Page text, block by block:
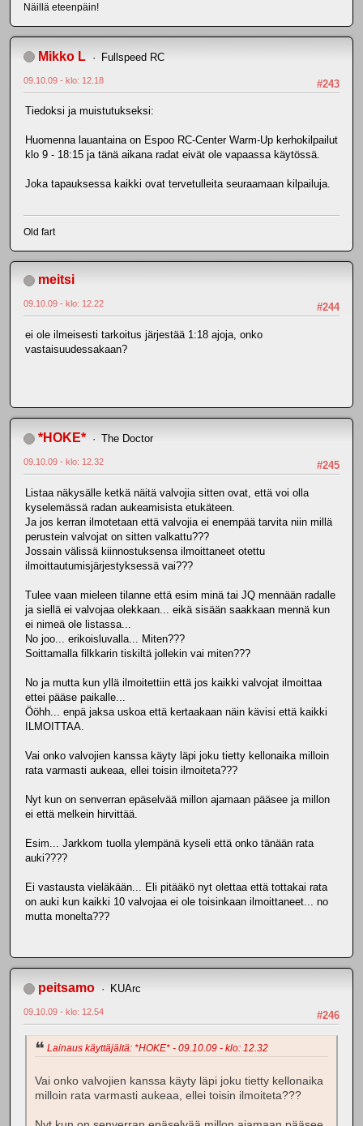
Näillä eteenpäin!
Mikko L Fullspeed RC
#243
09.10.09 - klo: 12.18
Tiedoksi ja muistutukseksi:
Huomenna lauantaina on Espoo RC-Center Warm-Up kerhokilpailut
klo 9 - 18:15 ja tänä aikana radat eivät ole vapaassa käytössä.
Joka tapauksessa kaikki ovat tervetulleita seuraamaan kilpailuja.
Old fart
meitsi
#244
09.10.09 - klo: 12.22
ei ole ilmeisesti tarkoitus järjestää 1:18 ajoja, onko
vastaisuudessakaan?
*HOKE* The Doctor
#245
09.10.09 - klo: 12.32
Listaa näkysälle ketkä näitä valvojia sitten ovat, että voi olla
kyselemässä radan aukeamisista etukäteen.
Ja jos kerran ilmotetaan että valvojia ei enempää tarvita niin millä
perustein valvojat on sitten valkattu???
Jossain välissä kiinnostuksensa ilmoittaneet otettu
ilmoittautumisjärjestyksessä vai???
Tulee vaan mieleen tilanne että esim minä tai JQ mennään radalle
ja siellä ei valvojaa olekkaan... eikä sisään saakkaan mennä kun
ei nimeä ole listassa...
No joo... erikoisluvalla... Miten???
Soittamalla filkkarin tiskiltä jollekin vai miten???
No ja mutta kun yllä ilmoitettiin että jos kaikki valvojat ilmoittaa
ettei pääse paikalle...
Ööhh... enpä jaksa uskoa että kertaakaan näin kävisi että kaikki
ILMOITTAA.
Vai onko valvojien kanssa käyty läpi joku tietty kellonaika milloin
rata varmasti aukeaa, ellei toisin ilmoiteta???
Nyt kun on senverran epäselvää millon ajamaan pääsee ja millon
ei että melkein hirvittää.
Esim... Jarkkom tuolla ylempänä kyseli että onko tänään rata
auki????
Ei vastausta vieläkään... Eli pitääkö nyt olettaa että tottakai rata
on auki kun kaikki 10 valvojaa ei ole toisinkaan ilmoittaneet... no
mutta monelta???
peitsamo KUArc
#246
09.10.09 - klo: 12.54
Lainaus käyttäjältä: *HOKE* - 09.10.09 - klo: 12.32
Vai onko valvojien kanssa käyty läpi joku tietty kellonaika
milloin rata varmasti aukeaa, ellei toisin ilmoiteta???